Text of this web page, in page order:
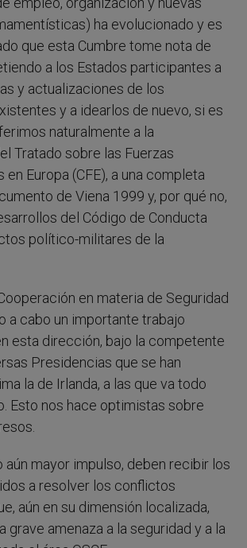
ha evolucionado y es
que esta Cumbre tome nota de
a los Estados participantes a
y actualizaciones de los
y a idearlos de nuevo, si es
naturalmente a la
Tratado sobre las Fuerzas
en Europa (CFE), a una completa
de Viena 1999 y, por qué no,
del Código de Conducta
político-militares de la
en materia de Seguridad
a cabo un importante trabajo
esta dirección, bajo la competente
Presidencias que se han
la de Irlanda, a las que va todo
Esto nos hace optimistas sobre
aún mayor impulso, deben recibir los
a resolver los conflictos
aún en su dimensión localizada,
grave amenaza a la seguridad y a la